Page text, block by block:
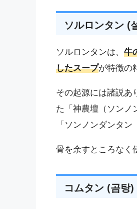
ソルロンタン (
ソルロンタンは、 牛
したスープが特徴の
その起源には諸説あ
た「神農壇（ソンノ
「ソンノンダンタ
骨を余すところなく
コムタン (곰탕)